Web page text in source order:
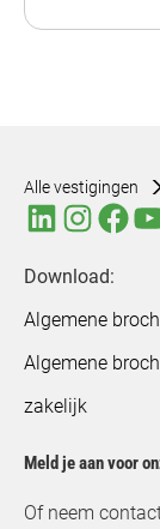
Alle vestigingen
Download:
Algemene
Algemene
zakelijk
Meld je aan voor
Of neem